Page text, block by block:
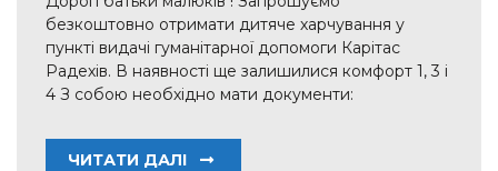
безкоштовно отримати дитяче харчування у
пункті видачі гуманітарної допомоги Карітас
Радехів. В наявності ще залишилися комфорт 1, 3 і
4 З собою необхідно мати документи:
ЧИТАТИ ДАЛІ